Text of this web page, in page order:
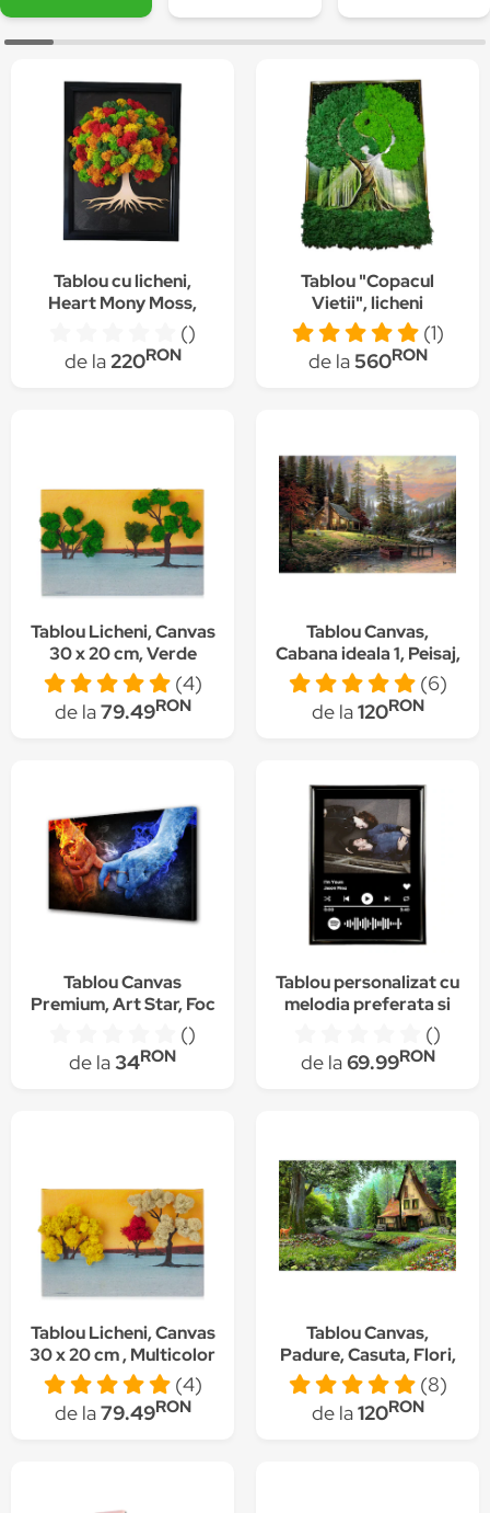
Tablou cu licheni,
Heart Mony Moss,
()
de la220RON
Tablou "Copacul
Vietii", licheni
stabilizati 50X70cm
(1)
de la560RON
Tablou Licheni, Canvas
30 x 20 cm, Verde
(4)
de la79.49RON
Tablou Canvas,
Cabana ideala 1, Peisaj,
80 x 50 cm, Rama
lemn, Multicolor
(6)
de la120RON
Tablou Canvas
Premium, Art Star, Foc
si gheata, Abstract,
Panza pe cadru de
lemn, Decoratiuni
()
de la34RON
Tablou personalizat cu
melodia preferata si
cod interactiv 15x20
cm negru
()
de la69.99RON
Tablou Licheni, Canvas
30 x 20 cm , Multicolor
(4)
de la79.49RON
Tablou Canvas,
Padure, Casuta, Flori,
Caprioara, 80 x 50 cm,
Rama lemn, Multicolor
(8)
de la120RON